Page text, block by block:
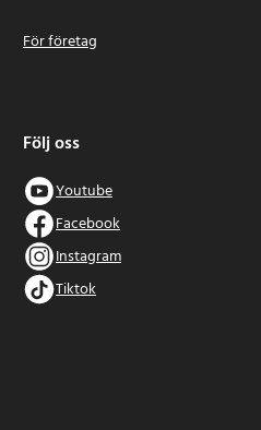
För företag
Följ oss
Youtube
Facebook
Instagram
Tiktok